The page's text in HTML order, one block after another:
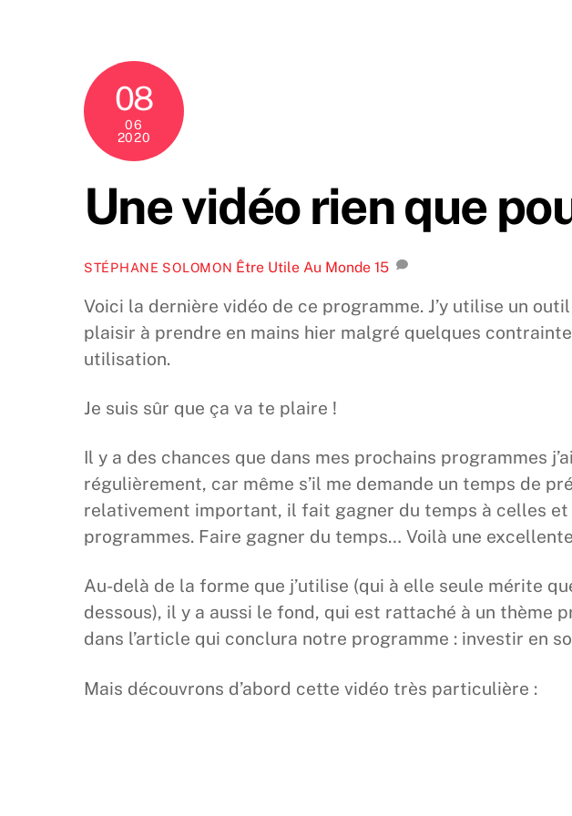
08
06
2020
Une vidéo rien que
STÉPHANE SOLOMON Être Utile Au Monde 15
Voici la dernière vidéo de ce programme. J’y utilise un
plaisir à prendre en mains hier malgré quelques
utilisation.
Je suis sûr que ça va te plaire !
Il y a des chances que dans mes prochains programmes
régulièrement, car même s’il me demande un temps de
relativement important, il fait gagner du temps à celles et
programmes. Faire gagner du temps… Voilà une
Au-delà de la forme que j’utilise (qui à elle seule mérite
dessous), il y a aussi le fond, qui est rattaché à un thème
dans l’article qui conclura notre programme : investir en
Mais découvrons d’abord cette vidéo très particulière :